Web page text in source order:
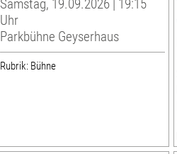
Samstag, 19.09.2026 | 19:15
Uhr
Parkbühne Geyserhaus
Rubrik: Bühne